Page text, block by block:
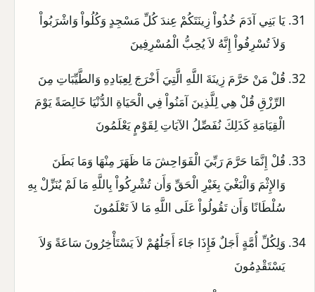
يَا بَنِي آدَمَ خُذُواْ زِينَتَكُمْ عِندَ كُلِّ مَسْجِدٍ وَكُلُواْ وَاشْرَبُواْ
وَلاَ تُسْرِفُواْ إِنَّهُ لاَ يُحِبُّ الْمُسْرِفِينَ
قُلْ مَنْ حَرَّمَ زِينَةَ اللَّهِ الَّتِيَ أَخْرَجَ لِعِبَادِهِ وَالطَّيِّبَاتِ مِنَ
الرِّزْقِ قُلْ هِي لِلَّذِينَ آمَنُواْ فِي الْحَيَاةِ الدُّنْيَا خَالِصَةً يَوْمَ
الْقِيَامَةِ كَذَلِكَ نُفَصِّلُ الآيَاتِ لِقَوْمٍ يَعْلَمُونَ
قُلْ إِنَّمَا حَرَّمَ رَبِّيَ الْفَوَاحِشَ مَا ظَهَرَ مِنْهَا وَمَا بَطَنَ
وَالإِثْمَ وَالْبَغْيَ بِغَيْرِ الْحَقِّ وَأَن تُشْرِكُواْ بِاللَّهِ مَا لَمْ يُنَزِّلْ بِهِ
سُلْطَانًا وَأَن تَقُولُواْ عَلَى اللَّهِ مَا لاَ تَعْلَمُونَ
وَلِكُلِّ أُمَّةٍ أَجَلٌ فَإِذَا جَاءَ أَجَلُهُمْ لاَ يَسْتَأْخِرُونَ سَاعَةً وَلاَ
يَسْتَقْدِمُونَ